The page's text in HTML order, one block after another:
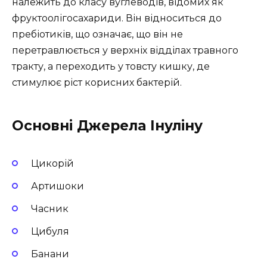
належить до класу вуглеводів, відомих як
фруктоолігосахариди. Він відноситься до
пребіотиків, що означає, що він не
перетравлюється у верхніх відділах травного
тракту, а переходить у товсту кишку, де
стимулює ріст корисних бактерій.
Основні Джерела Інуліну
Цикорій
Артишоки
Часник
Цибуля
Банани